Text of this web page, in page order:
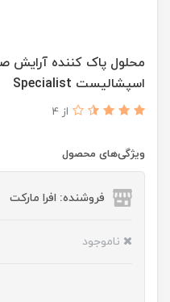
محلول پاک کننده آرایش
اسپشالیست Specialist
از 4
ویژگی‌های محصول
فروشنده: افرا مارکت
ناموجود